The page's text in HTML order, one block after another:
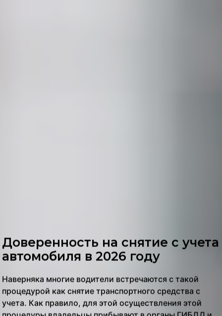
Доверенность на снятие с учета
автомобиля в 2026 году
Наверняка многие водители встречаются с такой
процедурой как снятие транспортного средства с
учета. Как правило, для этой осуществления этой